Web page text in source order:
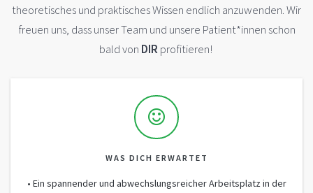
theoretisches und praktisches Wissen endlich anzuwenden. Wir
freuen uns, dass unser Team und unsere Patient*innen schon
bald von DIRprofitieren!
WAS DICH ERWARTET
• Ein spannender und abwechslungsreicher Arbeitsplatz in der